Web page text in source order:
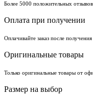
Более 5000 положительных
Оплата при получении
Оплачивайте заказ после
Оригинальные товары
Только оригинальные товары от
Размер на выбор